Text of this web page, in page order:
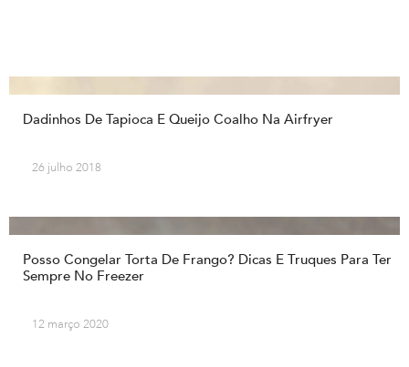
Dadinhos De Tapioca E Queijo Coalho Na Airfryer
26 julho 2018
Posso Congelar Torta De Frango? Dicas E Truques Para Ter
Sempre No Freezer
12 março 2020